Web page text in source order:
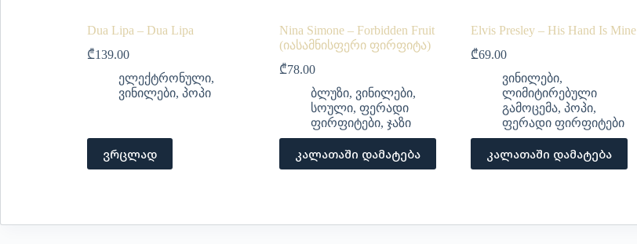
Dua Lipa – Dua Lipa
₾139.00
ელექტრონული,
ვინილები, პოპი
ვრცლად
Nina Simone – Forbidden Fruit
(იასამნისფერი ფირფიტა)
₾78.00
ბლუზი, ვინილები,
სოული, ფერადი
ფირფიტები, ჯაზი
კალათაში დამატება
Elvis Presley – His Hand Is Mine
₾69.00
ვინილები,
ლიმიტირებული
გამოცემა, პოპი,
ფერადი ფირფიტები
კალათაში დამატება